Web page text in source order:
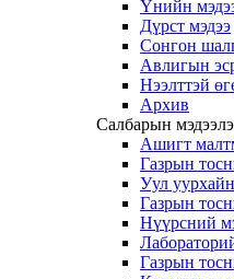
Үнийн
Дүрст мэдээ
Сонгон
Авлигын
Нээлттэй
Архив
Салбарын
Ашигт
Газрын
Уул
Газрын
Нүүрсний
Газрын